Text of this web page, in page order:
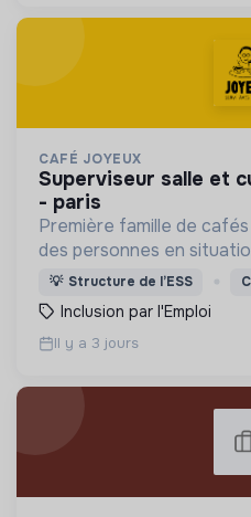
CAFÉ JOYEUX
superviseur salle et cuisine h/f - 16h/sem
- paris
Première famille de
des personnes en
cognitif, Café joyeux
service de l'inclusion avec
💡 Structure de l’ESS
Inclusion par l'Emploi
Il y a 3 jours